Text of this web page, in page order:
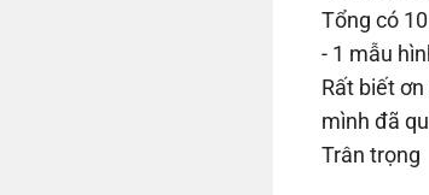
Tổng có
- 1 mẫu
Rất biết
mình đã
Trân trọng